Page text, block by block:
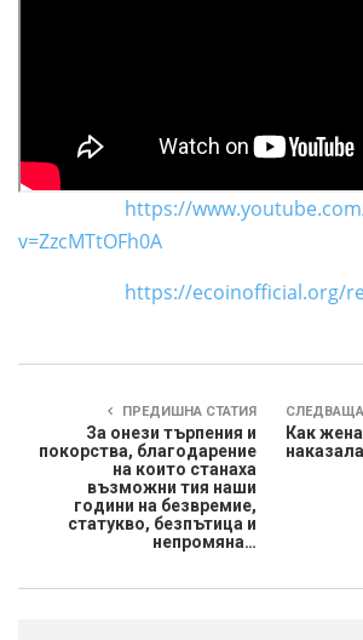
https://
v=ZzcMTtOFh0A
https://ecoinofficial.org/
ПРЕДИШНА СТАТИЯ
За онези търпения и
покорства, благодарение
на които станаха
възможни тия наши
години на безвремие,
статукво, безпътица и
непромяна…
СЛЕДВАЩА
Как